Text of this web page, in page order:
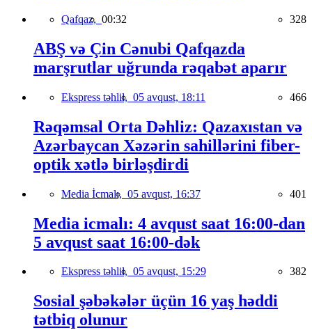
Qafqaz, 00:32 328
ABŞ və Çin Cənubi Qafqazda
marşrutlar uğrunda rəqabət aparır
Ekspress təhlil, 05 avqust, 18:11 466
Rəqəmsal Orta Dəhliz: Qazaxıstan və
Azərbaycan Xəzərin sahillərini fiber-
optik xətlə birləşdirdi
Media İcmalı, 05 avqust, 16:37 401
Media icmalı: 4 avqust saat 16:00-dan
5 avqust saat 16:00-dək
Ekspress təhlil, 05 avqust, 15:29 382
Sosial şəbəkələr üçün 16 yaş həddi
tətbiq olunur